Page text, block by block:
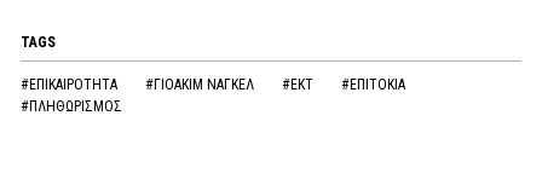
TAGS
#ΕΠΙΚΑΙΡΟΤΗΤΑ #ΓΙΟΑΚΙΜ ΝΑΓΚΕΛ #ΕΚΤ
#ΕΠΙΤΟΚΙΑ
#ΠΛΗΘΩΡΙΣΜΟΣ